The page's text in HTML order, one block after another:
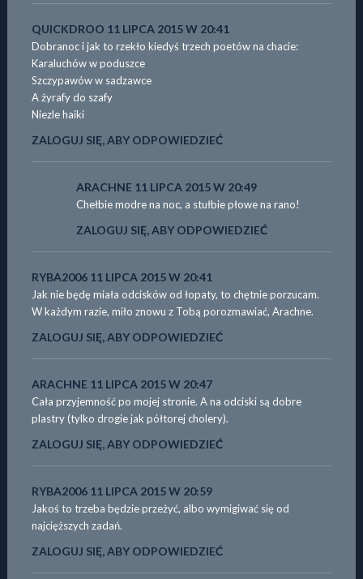
QUICKDROO 11 LIPCA 2015 W 20:41
Dobranoc i jak to rzekło kiedyś trzech poetów na chacie:
Karaluchów w poduszce
Szczypawów w sadzawce
A żyrafy do szafy
Niezle haiki
ZALOGUJ SIĘ, ABY ODPOWIEDZIEĆ
ARACHNE 11 LIPCA 2015 W 20:49
Chełbie modre na noc, a stułbie płowe na rano!
ZALOGUJ SIĘ, ABY ODPOWIEDZIEĆ
RYBA2006 11 LIPCA 2015 W 20:41
Jak nie będę miała odcisków od łopaty, to chętnie porzucam.
W każdym razie, miło znowu z Tobą porozmawiać, Arachne.
ZALOGUJ SIĘ, ABY ODPOWIEDZIEĆ
ARACHNE 11 LIPCA 2015 W 20:47
Cała przyjemność po mojej stronie. A na odciski są dobre
plastry (tylko drogie jak półtorej cholery).
ZALOGUJ SIĘ, ABY ODPOWIEDZIEĆ
RYBA2006 11 LIPCA 2015 W 20:59
Jakoś to trzeba będzie przeżyć, albo wymigiwać się od
najcięższych zadań.
ZALOGUJ SIĘ, ABY ODPOWIEDZIEĆ